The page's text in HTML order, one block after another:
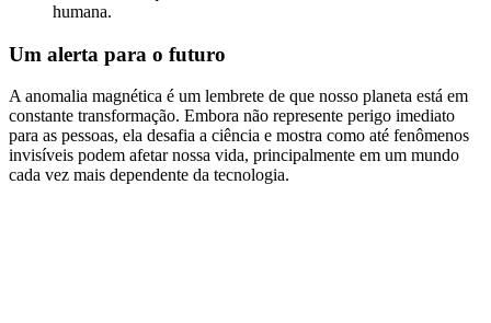
humana.
Um alerta para o futuro
A anomalia magnética é um lembrete de que nosso planeta está em
constante transformação. Embora não represente perigo imediato
para as pessoas, ela desafia a ciência e mostra como até fenômenos
invisíveis podem afetar nossa vida, principalmente em um mundo
cada vez mais dependente da tecnologia.